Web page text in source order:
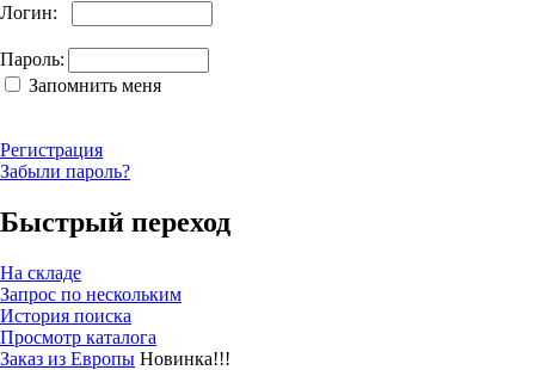
Логин:
Пароль:
Запомнить меня
Регистрация
Забыли пароль?
Быстрый переход
На складе
Запрос по нескольким
История поиска
Просмотр каталога
Заказ из Европы Новинка!!!